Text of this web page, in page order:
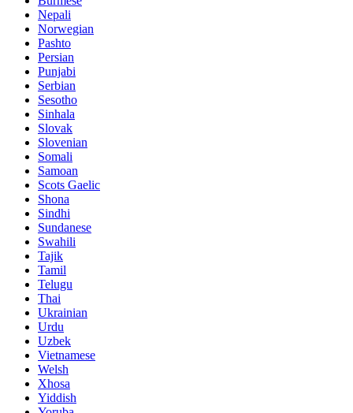
Nepali
Norwegian
Pashto
Persian
Punjabi
Serbian
Sesotho
Sinhala
Slovak
Slovenian
Somali
Samoan
Scots Gaelic
Shona
Sindhi
Sundanese
Swahili
Tajik
Tamil
Telugu
Thai
Ukrainian
Urdu
Uzbek
Vietnamese
Welsh
Xhosa
Yiddish